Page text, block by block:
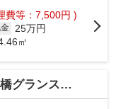
費等：7,500円 )
25万円
㎡
ンスクエア